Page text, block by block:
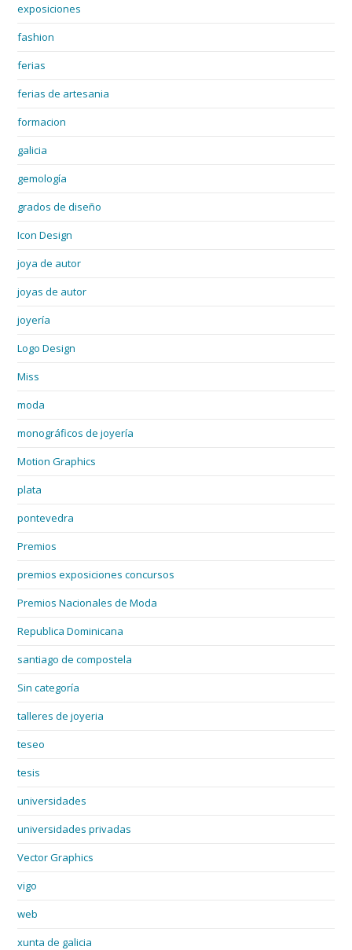
exposiciones
fashion
ferias
ferias de artesania
formacion
galicia
gemología
grados de diseño
Icon Design
joya de autor
joyas de autor
joyería
Logo Design
Miss
moda
monográficos de joyería
Motion Graphics
plata
pontevedra
Premios
premios exposiciones concursos
Premios Nacionales de Moda
Republica Dominicana
santiago de compostela
Sin categoría
talleres de joyeria
teseo
tesis
universidades
universidades privadas
Vector Graphics
vigo
web
xunta de galicia